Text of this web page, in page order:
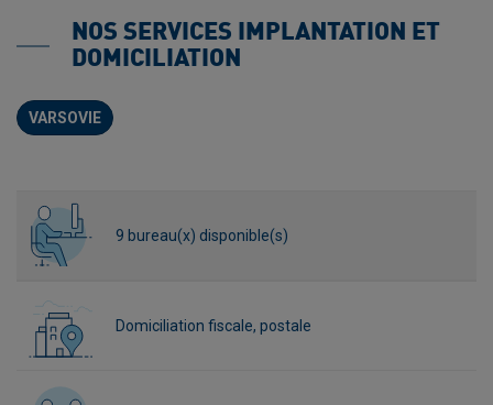
NOS SERVICES IMPLANTATION ET
DOMICILIATION
VARSOVIE
9 bureau(x) disponible(s)
Domiciliation fiscale, postale